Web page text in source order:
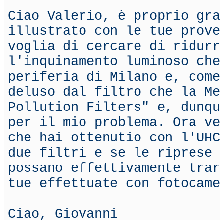
Ciao Valerio, è proprio
illustrato con le tue
voglia di cercare di
l'inquinamento luminoso
periferia di Milano e,
deluso dal filtro che la
Pollution Filters" e,
per il mio problema. Ora
che hai ottenutio con
due filtri e se le riprese
possano effettivamente
tue effettuate con
Ciao, Giovanni